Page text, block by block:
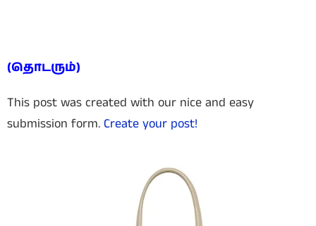
(தொடரும்)
This post was created with our nice and easy
submission form. Create your post!